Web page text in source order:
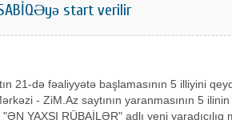
start verilir
21-də fəaliyyətə başlamasının 5 illiyini
- ZiM.Az saytının yaranmasının 5
YAXŞI RÜBAİLƏR" adlı yeni yaradıcılıq